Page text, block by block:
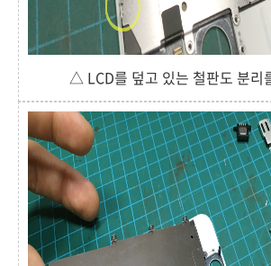
△ LCD를 덮고 있는 철판도 분리